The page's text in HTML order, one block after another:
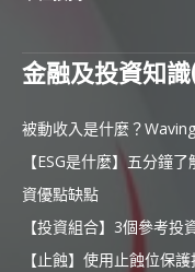
金融及投資知
被動收入是什麼？
【ESG是什麼】五分鐘
資優點缺點
【投資組合】3個參考
【止蝕】使用止蝕位保